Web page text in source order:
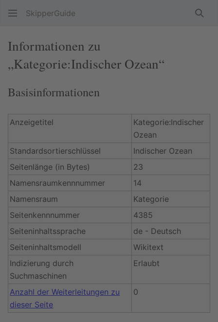
SkipperGuide
Informationen zu
„Kategorie:Indischer Ozean“
Basisinformationen
Anzeigetitel
Kategorie:Indischer
Ozean
Standardsortierschlüssel
Indischer Ozean
Seitenlänge (in Bytes)
23
Namensraumkennnummer
14
Namensraum
Kategorie
Seitenkennnummer
4385
Seiteninhaltssprache
de - Deutsch
Seiteninhaltsmodell
Wikitext
Indizierung durch
Suchmaschinen
Erlaubt
Anzahl der Weiterleitungen zu
dieser Seite
0